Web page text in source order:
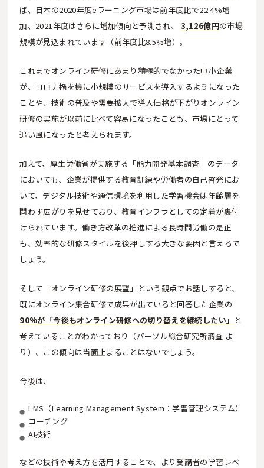
ば、日本の2020年度eラーニング市場は前年度比で22.4%増
加、2021年度はさらに増加傾向と予測され、 3,126億円の市場
規模が見込まれています（前年度比8.5%増）。
これまでオンライン研修にあまり積極的でなかった中小企業
が、コロナ禍を機に小規模のサービスを導入するようになった
ことや、技術の普及や需要拡大で導入価格が下がりオンライン
研修の実施が以前に比べて容易になったことも、市場にとって
追い風になったと考えられます。
加えて、厚生労働省が実施する「能力開発基本調査」のデータ
においても、企業が提供する教育訓練や労働者の自己啓発にお
いて、デジタル技術や通信環境を利用した学習機会は年齢層を
問わず広がりを見せており、教育インフラとしての定着が裏付
けられています。働き方改革の推進による長時間労働の是正
も、効率的な研修スタイルを後押しする大きな要因と言えるで
しょう。
そして「オンライン研修の展望」という観点でお話しすると、
既にオンライン集合研修で成果が出ていると回答した企業の
90%が「今後もオンライン研修への切り替えを継続したい」 と
考えていることがわかっており（パーソル総合研究所調査 よ
り）、この傾向は当面止まることはないでしょう。
今後は、
LMS（Learning Management System：学習管理システム）
コーチング
AI技術
などの技術や考え方を活用することで、より受講者の学習レベ